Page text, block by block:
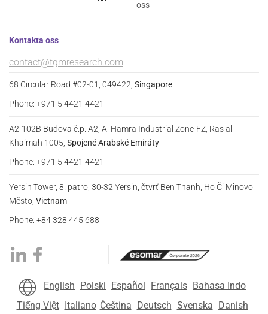
oss
Kontakta oss
contact@tgmresearch.com
68 Circular Road #02-01, 049422, Singapore
Phone: +971 5 4421 4421
A2-102B Budova č.p. A2, Al Hamra Industrial Zone-FZ, Ras al-
Khaimah 1005, Spojené Arabské Emiráty
Phone: +971 5 4421 4421
Yersin Tower, 8. patro, 30-32 Yersin, čtvrť Ben Thanh, Ho Či Minovo
Město, Vietnam
Phone: +84 328 445 688
English Polski Español Français Bahasa Indo
Tiếng Việt
Italiano Čeština Deutsch Svenska Danish